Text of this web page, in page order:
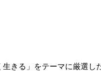
きる」をテーマに厳選し